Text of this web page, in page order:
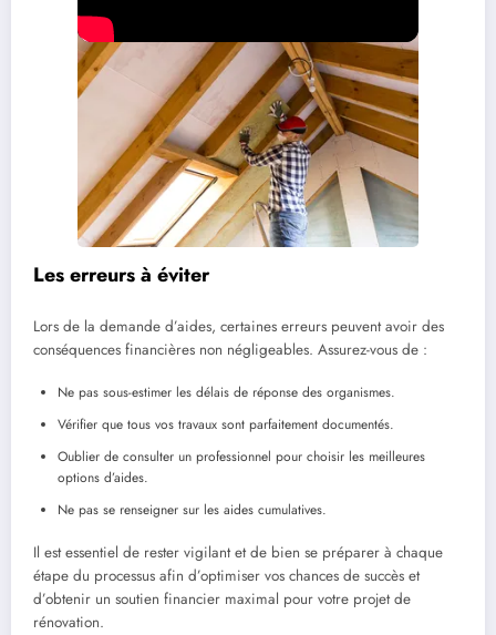
Les erreurs à éviter
Lors de la demande d’aides, certaines erreurs peuvent avoir des
conséquences financières non négligeables. Assurez-vous de :
Ne pas sous-estimer les délais de réponse des organismes.
Vérifier que tous vos travaux sont parfaitement documentés.
Oublier de consulter un professionnel pour choisir les meilleures
options d’aides.
Ne pas se renseigner sur les aides cumulatives.
Il est essentiel de rester vigilant et de bien se préparer à chaque
étape du processus afin d’optimiser vos chances de succès et
d’obtenir un soutien financier maximal pour votre projet de
rénovation.